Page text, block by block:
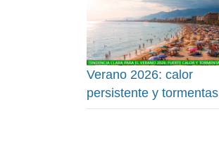
Verano 2026: calor
persistente y tormentas